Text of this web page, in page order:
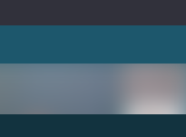
περιεχόμενο